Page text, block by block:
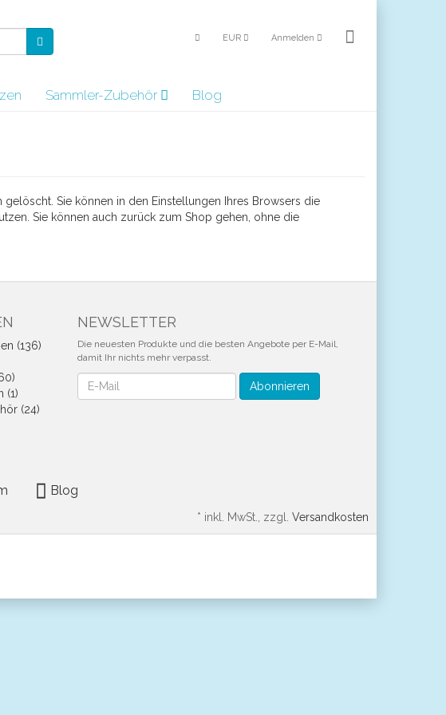
EUR Anmelden
Sammler-Zubehör Blog
Sie können in den Einstellungen Ihres Browsers die
Sie können auch zurück zum Shop gehen, ohne die
(136)
(1)
(24)
NEWSLETTER
Die neuesten Produkte und die besten Angebote per E-Mail,
damit Ihr nichts mehr verpasst.
Newsletter Abonnieren
Blog
* inkl. MwSt., zzgl. Versandkosten